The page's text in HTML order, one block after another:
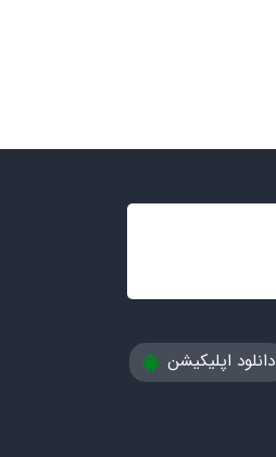
دانلود اپلیکیشن